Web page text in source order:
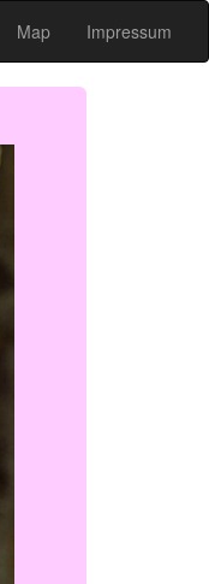
Map Impressum